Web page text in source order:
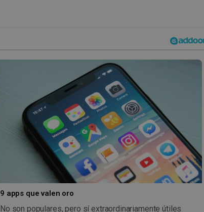
9 apps que valen oro
No son populares, pero sí extraordinariamente útiles